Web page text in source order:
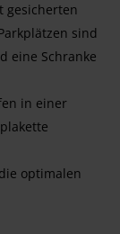
gesicherten
sind
eine Schranke
in einer
optimalen